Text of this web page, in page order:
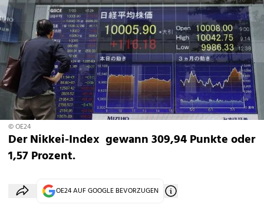
© OE24
Der Nikkei-Index gewann 309,94 Punkte oder
1,57 Prozent.
OE24 AUF GOOGLE BEVORZUGEN